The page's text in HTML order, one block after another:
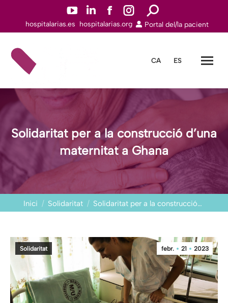
YouTube
page
window
Linkedin
page
window
Facebook
page
window
Instagram
page
window
Search:
hospitalarias.es hospitalarias.org Portal del/la pacient
CA ES
Solidaritat per a la construcció d’una
maternitat a Ghana
You are here:
Inici Solidaritat Solidaritat per a la construcció…
febr. 21 2023
Solidaritat